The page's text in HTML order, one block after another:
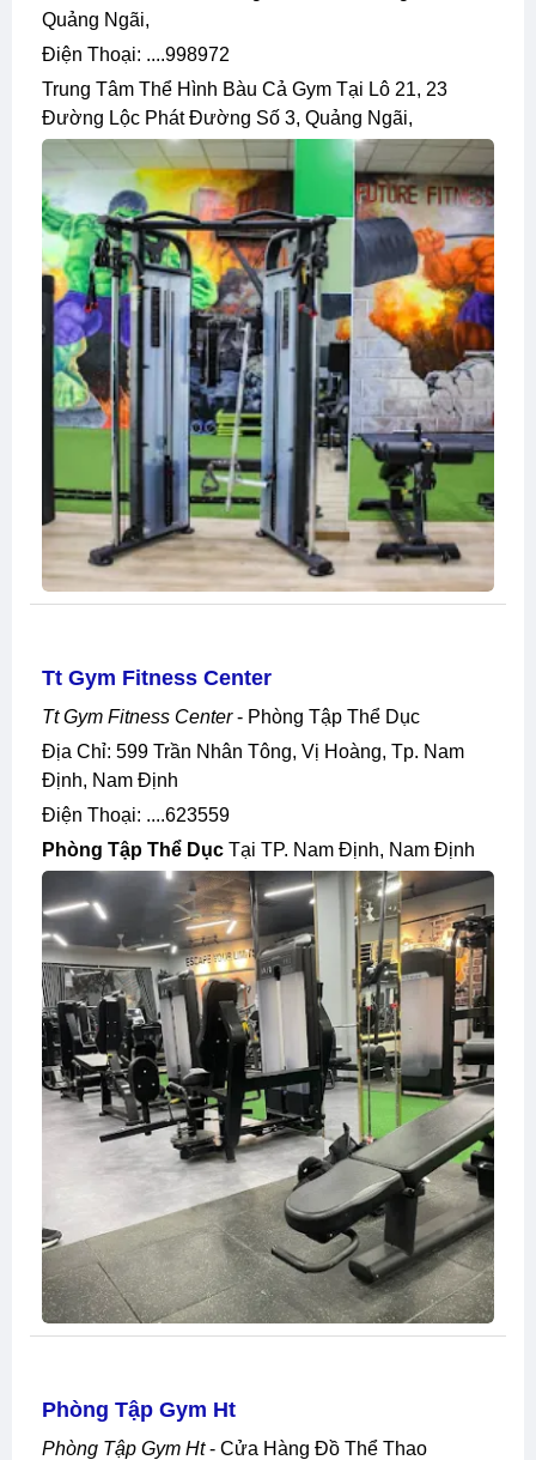
Quảng Ngãi,
Điện Thoại: ....998972
Trung Tâm Thể Hình Bàu Cả Gym Tại Lô 21, 23
Đường Lộc Phát Đường Số 3, Quảng Ngãi,
Tt Gym Fitness Center
Tt Gym Fitness Center- Phòng Tập Thể Dục
Địa Chỉ: 599 Trần Nhân Tông, Vị Hoàng, Tp. Nam
Định, Nam Định
Điện Thoại: ....623559
Phòng Tập Thể Dục Tại TP. Nam Định, Nam Định
Phòng Tập Gym Ht
Phòng Tập Gym Ht- Cửa Hàng Đồ Thể Thao